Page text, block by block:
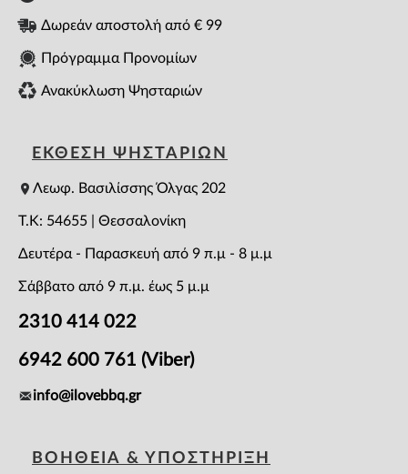
Δωρεάν αποστολή από € 99
Πρόγραμμα Προνομίων
Ανακύκλωση Ψησταριών
ΕΚΘΕΣΗ ΨΗΣΤΑΡΙΩΝ
Λεωφ. Βασιλίσσης Όλγας 202
T.K: 54655 | Θεσσαλονίκη
Δευτέρα - Παρασκευή από 9 π.μ - 8 μ.μ
Σάββατο από 9 π.μ. έως 5 μ.μ
2310 414 022
6942 600 761 (Viber)
info@ilovebbq.gr
ΒΟΗΘΕΙΑ & ΥΠΟΣΤΗΡΙΞΗ